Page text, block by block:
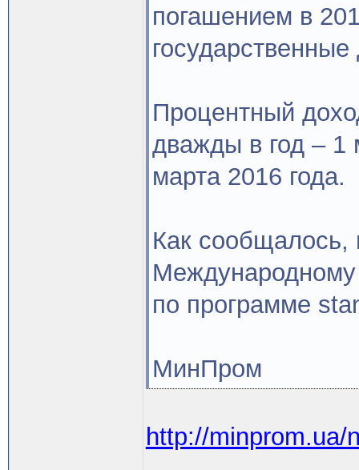
погашением в
Процентный
дважды в год – 1
марта 2016 года.
Как сообщалось,
по программе
МинПром
http://minprom.ua/